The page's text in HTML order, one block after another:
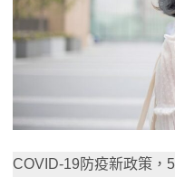
COVID-19防疫新政策，